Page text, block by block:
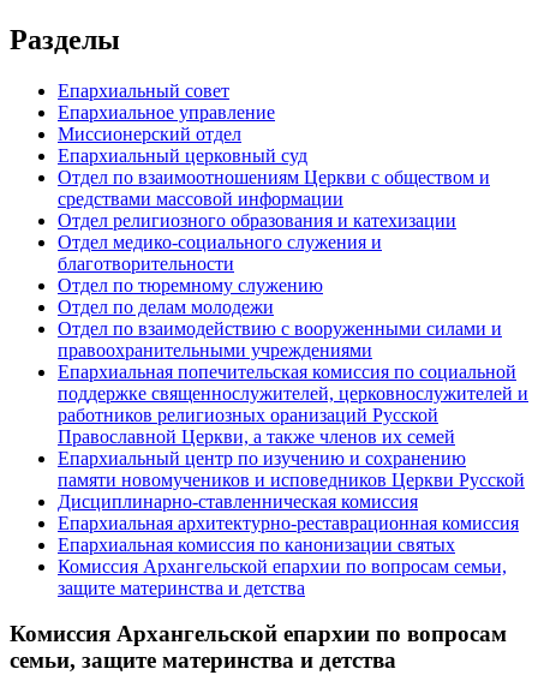
Разделы
Епархиальный совет
Епархиальное управление
Миссионерский отдел
Епархиальный церковный суд
Отдел по взаимоотношениям Церкви с обществом и
средствами массовой информации
Отдел религиозного образования и катехизации
Отдел медико-социального служения и
благотворительности
Отдел по тюремному служению
Отдел по делам молодежи
Отдел по взаимодействию с вооруженными силами и
правоохранительными учреждениями
Епархиальная попечительская комиссия по социальной
поддержке священнослужителей, церковнослужителей и
работников религиозных оранизаций Русской
Православной Церкви, а также членов их семей
Епархиальный центр по изучению и сохранению
памяти новомучеников и исповедников Церкви Русской
Дисциплинарно-ставленническая комиссия
Епархиальная архитектурно-реставрационная комиссия
Епархиальная комиссия по канонизации святых
Комиссия Архангельской епархии по вопросам семьи,
защите материнства и детства
Комиссия Архангельской епархии по вопросам
семьи, защите материнства и детства